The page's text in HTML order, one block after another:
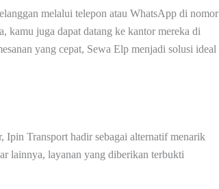
melalui telepon atau WhatsApp di nomor
kamu juga dapat datang ke kantor mereka di
yang cepat, Sewa Elp menjadi solusi ideal
Transport hadir sebagai alternatif menarik
lainnya, layanan yang diberikan terbukti